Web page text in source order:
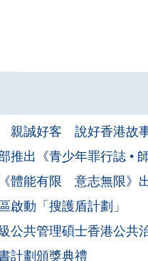
親誠好客 說好香港故
推出《青少年罪行誌 •
體能有限 意志無限》
啟動「搜護盾計劃」
公共管理碩士香港公共
計劃頒獎典禮